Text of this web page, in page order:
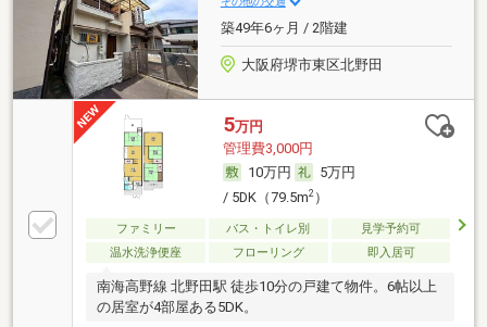
築49年6ヶ月 / 2階建
大阪府堺市東区北野田
5万円
管理費3,000円
10万円
5万円
/ 5DK（79.5m2）
ファミリー バス・トイレ別
見学予約可
温水洗浄便座
フローリング 即入居可
南海高野線 北野田駅 徒歩10分の戸建て物件。6帖以上
の居室が4部屋ある5DK。